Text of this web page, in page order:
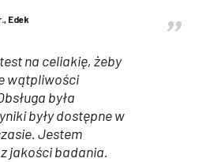
Edek
na celiakię, żeby
wątpliwości
była
były dostępne w
Jestem
jakości badania.